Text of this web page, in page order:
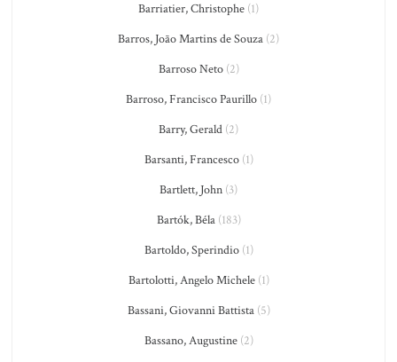
Barriatier, Christophe (1)
Barros, João Martins de Souza (2)
Barroso Neto(2)
Barroso, Francisco Paurillo (1)
Barry, Gerald (2)
Barsanti, Francesco(1)
Bartlett, John (3)
Bartók, Béla(183)
Bartoldo, Sperindio(1)
Bartolotti, Angelo Michele(1)
Bassani, Giovanni Battista(5)
Bassano, Augustine(2)